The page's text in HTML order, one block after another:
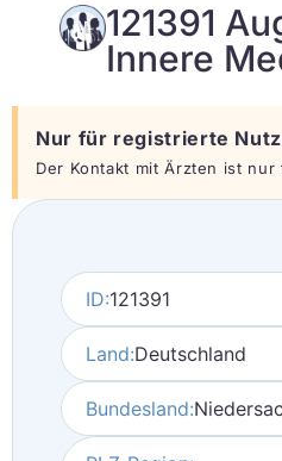
121391
Innere
Nur für registrierte
Der Kontakt mit Ärzten ist
ID:121391
Land:Deutschland
Bundesland: